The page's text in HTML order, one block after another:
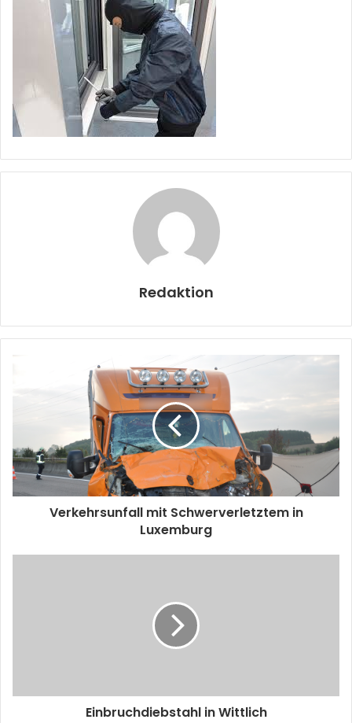
Redaktion
Verkehrsunfall mit Schwerverletztem in
Luxemburg
Einbruchdiebstahl in Wittlich